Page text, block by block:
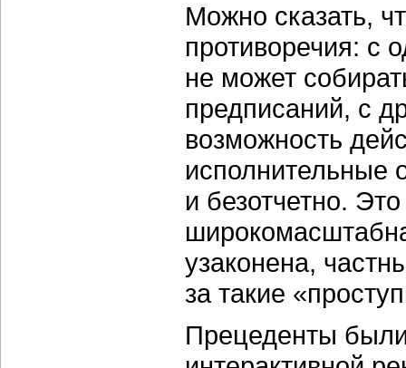
Можно сказать,
противоречия: с
не может
предписаний, с
возможность
исполнительные
и безотчетно.
узаконена,
за такие
Прецеденты